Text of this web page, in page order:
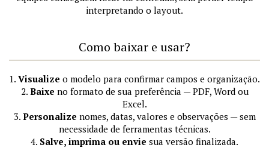
interpretando o layout.
Como baixar e usar?
1. Visualize o modelo para confirmar campos e organização.
2. Baixe no formato de sua preferência — PDF, Word ou
Excel.
3. Personalize nomes, datas, valores e observações — sem
necessidade de ferramentas técnicas.
4. Salve, imprima ou envie sua versão finalizada.